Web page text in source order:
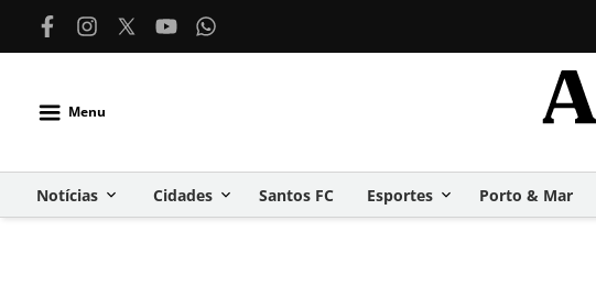
Menu
Notícias Cidades Santos FC Esportes Porto & Mar